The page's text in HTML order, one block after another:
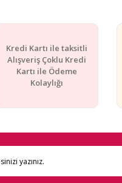
Kredi Kartı ile taksitli
Alışveriş Çoklu Kredi
Kartı ile Ödeme
Kolaylığı